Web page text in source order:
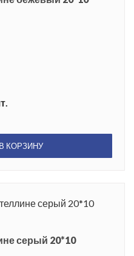
КОРЗИНУ
серый 20*10